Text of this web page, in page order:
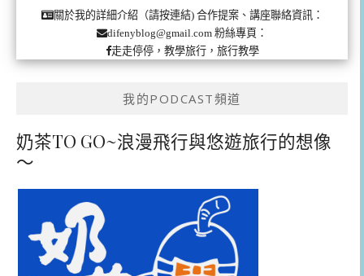
關於我的詳細介紹（請按連結)合作提案、講座聯絡資訊：
difenyblog@gmail.com 粉絲專頁：
走走停停，教學旅行，旅行教學
我的PODCAST頻道
奶茶TO GO~浪漫飛行與悠遊旅行的想像
～